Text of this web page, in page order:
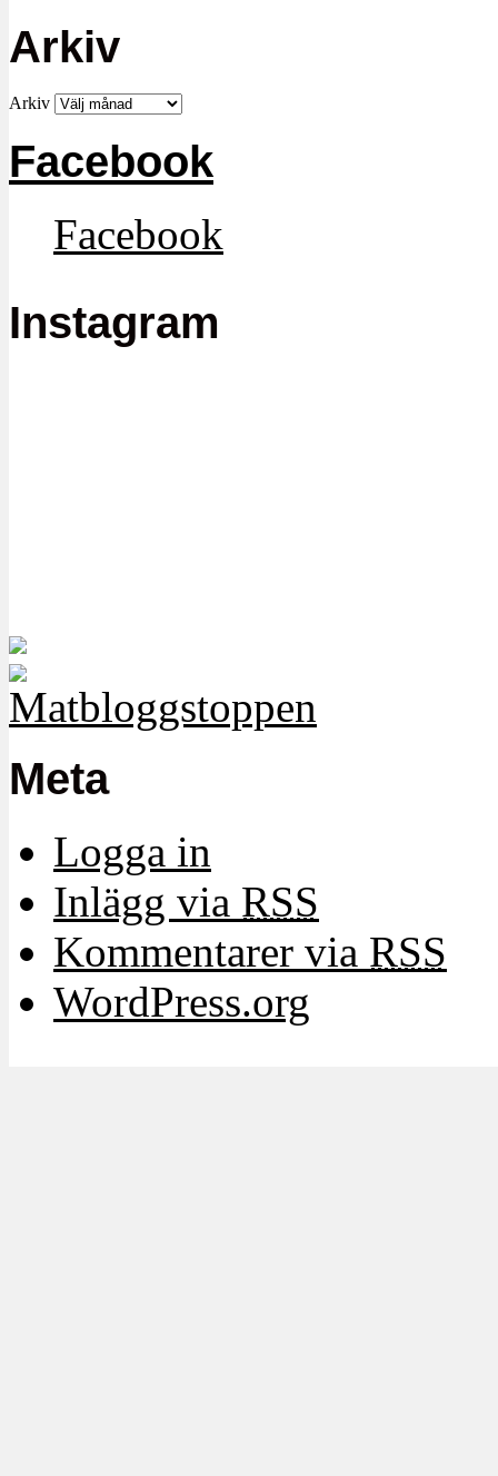
Arkiv
Arkiv
Facebook
Facebook
Instagram
Meta
Logga in
Inlägg via RSS
Kommentarer via RSS
WordPress.org